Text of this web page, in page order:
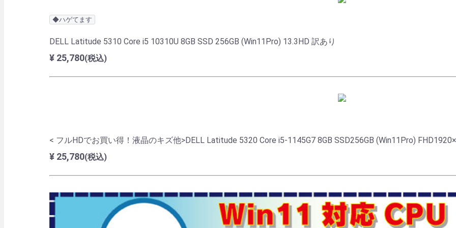
◆ハゲてます
DELL Latitude 5310 Core i5 10310U 8GB SSD 256GB (Win11Pro) 13.3HD 訳あり
¥ 25,780(税込)
< フルHDでお買い得！液晶のキズ他>DELL Latitude 5320 Core i5-1145G7 8GB SSD256GB (Win11Pro)
¥ 25,780(税込)